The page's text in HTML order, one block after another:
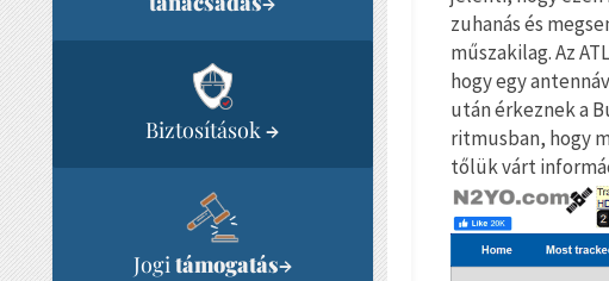
Biztosítások→
Jogitámogatás→
zuhanás és
műszakilag. Az
hogy egy
után érkeznek a
ritmusban, hogy
tőlük várt